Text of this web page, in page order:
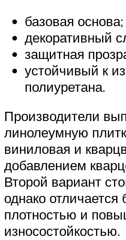
базовая основа;
декоративный
защитная
устойчивый к
полиуретана.
Производители
линолеумную
виниловая и
добавлением
Второй вариант
однако
плотностью и
износостойкостью.